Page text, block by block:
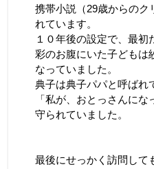
携帯小説（29歳からのク
れています。
１０年後の設定で、最初
彩のお腹にいた子どもは
なっていました。
典子は典子パパと呼ばれ
「私が、おとっさんに
守られていました。
最後にせっかく訪問して